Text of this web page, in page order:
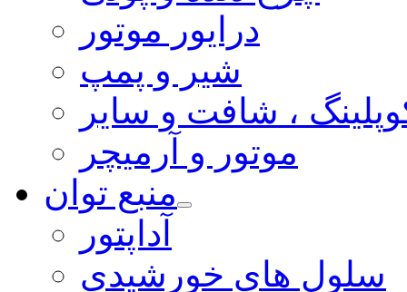
درایور موتور
شیر و پمپ
، شافت و سایر
موتور و آرمیچر
منبع توان
آداپتور
سلول های خورشیدی